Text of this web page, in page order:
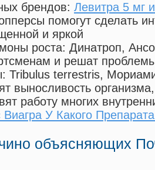
брендов: Левитра 5 мг
помогут сделать
и яркой
роста: Динатроп,
и решат
Tribulus terrestris,
выносливость
работу многих
Виагра У Какого
объясняющих